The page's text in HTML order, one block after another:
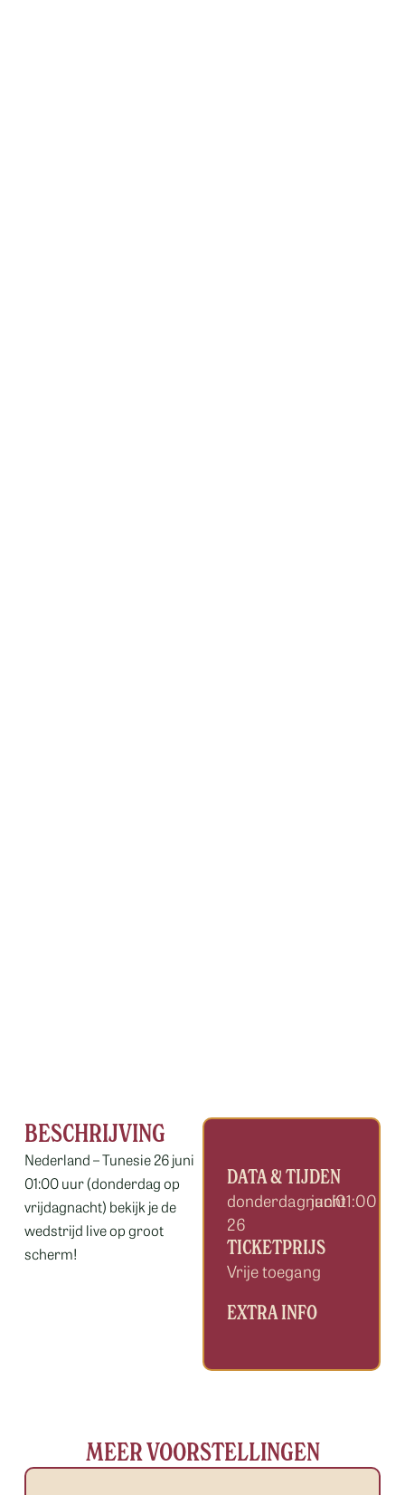
BESCHRIJVING
Nederland – Tunesie 26 juni
01:00 uur (donderdag op
vrijdagnacht) bekijk je de
wedstrijd live op groot
scherm!
DATA & TIJDEN
donderdagnacht
26
juni01:00
TICKETPRIJS
Vrije toegang
EXTRA INFO
MEER VOORSTELLINGEN